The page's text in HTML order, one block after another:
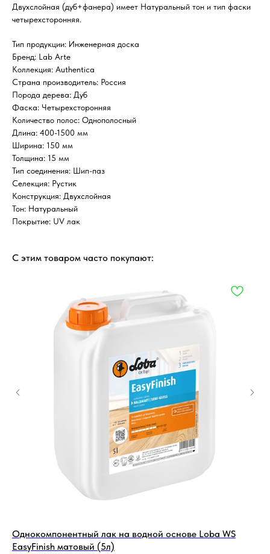
Двухслойная (дуб+фанера) имеет Натуральный тон и тип фаски
четырехсторонняя.
Тип продукции: Инженерная доска
Бренд: Lab Arte
Коллекция: Authentica
Страна производитель: Россия
Порода дерева: Дуб
Фаска: Четырехсторонняя
Количество полос: Однополосный
Длина: 400-1500 мм
Ширина: 150 мм
Толщина: 15 мм
Тип соединения: Шип-паз
Селекция: Рустик
Конструкция: Двухслойная
Тон: Натуральный
Покрытие: UV лак
С этим товаром часто покупают:
Однокомпонентный лак на водной основе Loba WS
EasyFinish матовый (5л)